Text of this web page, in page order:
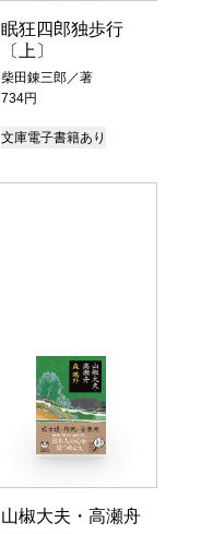
眠狂四郎独歩行
〔上〕
柴田錬三郎／著
734円
文庫電子書籍あり
山椒大夫・高瀬舟